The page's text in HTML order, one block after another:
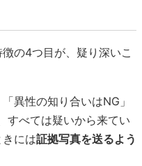
の4つ目が、疑り深いこ
異性の知り合いはNG」
すべては疑いから来てい
には証拠写真を送るよう